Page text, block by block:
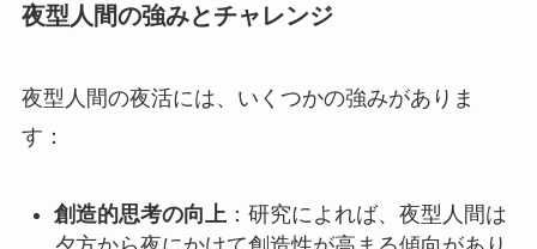
夜型人間の強みとチャレンジ
夜型人間の夜活には、いくつかの強みがありま
す：
創造的思考の向上 ：研究によれば、夜型人間は